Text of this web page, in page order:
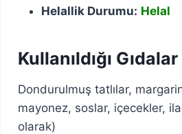
Helallik Durumu: Helal
Kullanıldığı Gıdalar
Dondurulmuş tatlılar,
mayonez, soslar, içecekler,
olarak)